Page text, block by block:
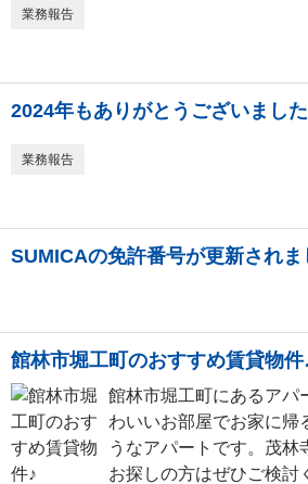
業務報告
2024年もありがとうございました
業務報告
SUMICAの免許番号が更新されま
館林市堀工町のおすすめ賃貸物件
館林市堀工町にあるアパ
わいいお部屋でお家に帰
うなアパートです。茂林
お探しの方はぜひご検討